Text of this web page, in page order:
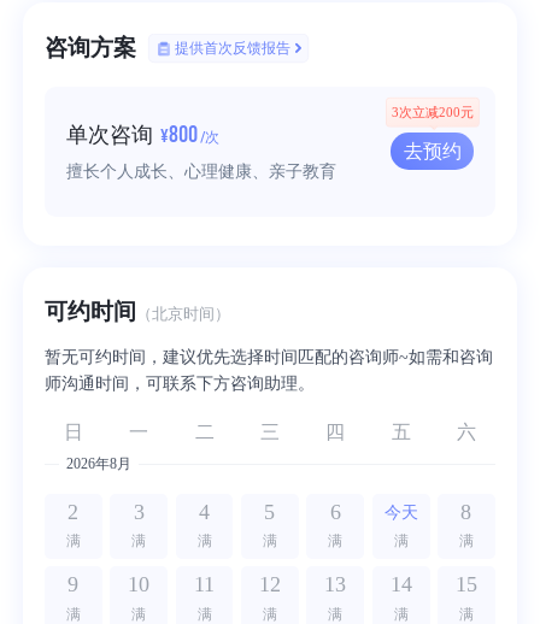
咨询方案 提供首次反馈报告
单次咨询 ¥800/次
擅长个人成长、心理健康、亲子教育
去预约
3次立减200元
可约时间 （北京时间）
暂无可约时间，建议优先选择时间匹配的咨询师~如需和咨询
师沟通时间，可联系下方咨询助理。
日 一 二 三 四 五 六
2026年8月
2
满
3
满
4
满
5
满
6
满
今天
满
8
满
9
满
10
满
11
满
12
满
13
满
14
满
15
满